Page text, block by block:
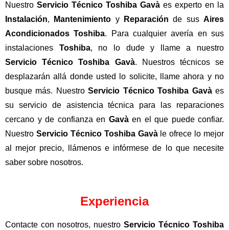
Nuestro Servicio Técnico Toshiba Gavà es experto en la
Instalación, Mantenimiento y Reparación de susAires
Acondicionados Toshiba. Para cualquier avería en sus
instalaciones Toshiba, no lo dude y llame a nuestro
Servicio Técnico Toshiba Gavà. Nuestros técnicos se
desplazarán allá donde usted lo solicite, llame ahora y no
busque más. NuestroServicio Técnico Toshiba Gavàes
su servicio de asistencia técnica para las reparaciones
cercano y de confianza en Gavàen el que puede confiar.
Nuestro Servicio Técnico Toshiba Gavàle ofrece lo mejor
al mejor precio, llámenos e infórmese de lo que necesite
saber sobre nosotros.
Experiencia
Contacte con nosotros, nuestro Servicio Técnico Toshiba